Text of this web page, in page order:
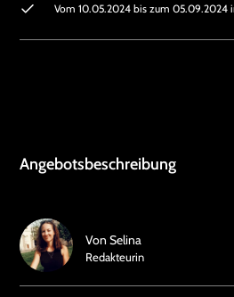
Vom 10.05.2024 bis zum 05.09.2024
Angebotsbeschreibung
Von Selina
Redakteurin